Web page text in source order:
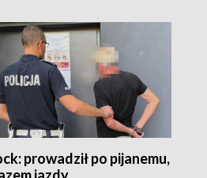
prowadził po pijanemu,